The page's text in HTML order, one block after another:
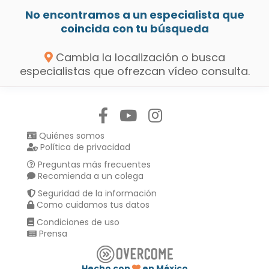
No encontramos a un especialista que
coincida con tu búsqueda
Cambia la localización o busca
especialistas que ofrezcan vídeo consulta.
Quiénes somos
Política de privacidad
Preguntas más frecuentes
Recomienda a un colega
Seguridad de la información
Como cuidamos tus datos
Condiciones de uso
Prensa